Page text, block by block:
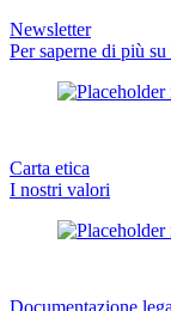
Newsletter
Per saperne di più
Carta etica
I nostri valori
Documentazione